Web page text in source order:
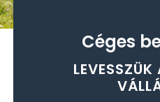
Céges
LEVESSZÜK